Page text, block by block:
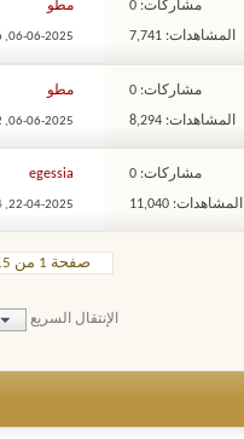
مشاركات: 0
المشاهدات: 7,741
مطو
06-06-2025,
مشاركات: 0
المشاهدات: 8,294
مطو
06-06-2025,
مشاركات: 0
المشاهدات: 11,040
egessia
22-04-2025,
صفحة 1 من 115
الإنتقال السريع